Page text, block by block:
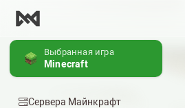
Выбранная игра
Minecraft
Сервера Майнкрафт